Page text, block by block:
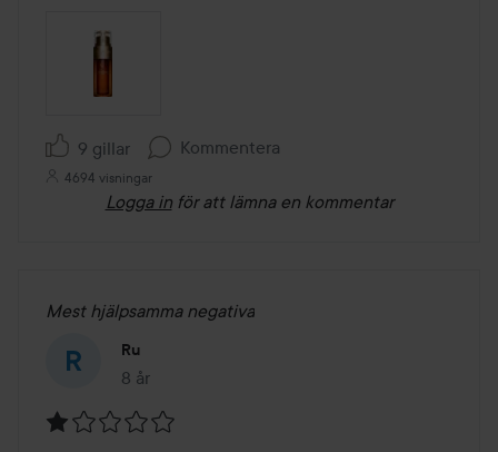
9 gillar Kommentera
4694 visningar
Logga in för att lämna en kommentar
Mest hjälpsamma negativa
Ru
8 år
Inlägget skapades 8 år